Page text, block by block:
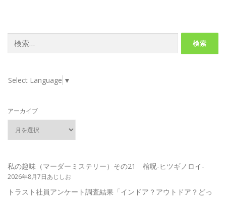
索:
Select Language ▼
アーカイブ
私の趣味（マーダーミステリー）その21 棺呪-ヒツギノロイ-
2026年8月7日あじしお
トラスト社員アンケート調査結果「インドア？アウトドア？どっ